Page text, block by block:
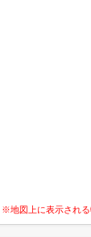
※地図上に表示される